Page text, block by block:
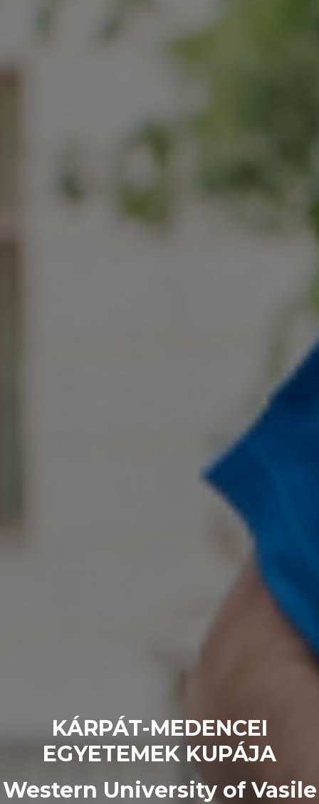
KÁRPÁT-MEDENCEI
EGYETEMEK KUPÁJA
Western University of Vasile